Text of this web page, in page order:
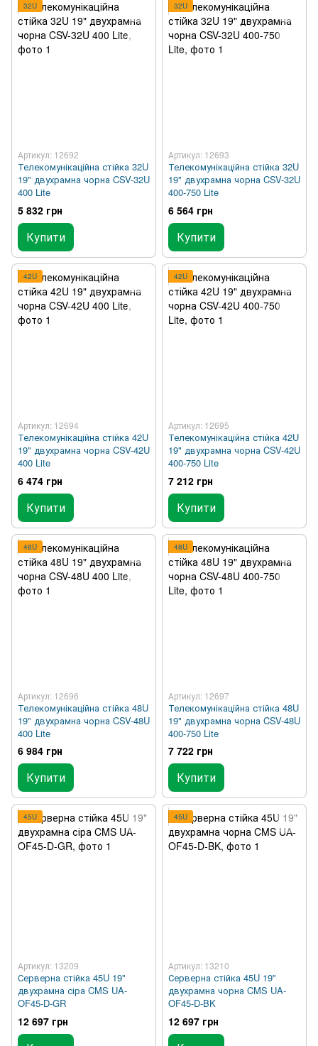
32U
Артикул: 12692
Телекомунікаційна стійка 32U
19" двухрамна чорна CSV-32U
400 Lite
5 832 грн
Купити
32U
Артикул: 12693
Телекомунікаційна стійка 32U
19" двухрамна чорна CSV-32U
400-750 Lite
6 564 грн
Купити
42U
Артикул: 12694
Телекомунікаційна стійка 42U
19" двухрамна чорна CSV-42U
400 Lite
6 474 грн
Купити
42U
Артикул: 12695
Телекомунікаційна стійка 42U
19" двухрамна чорна CSV-42U
400-750 Lite
7 212 грн
Купити
48U
Артикул: 12696
Телекомунікаційна стійка 48U
19" двухрамна чорна CSV-48U
400 Lite
6 984 грн
Купити
48U
Артикул: 12697
Телекомунікаційна стійка 48U
19" двухрамна чорна CSV-48U
400-750 Lite
7 722 грн
Купити
45U
Артикул: 13209
Серверна стійка 45U 19"
двухрамна сіра CMS UA-
OF45-D-GR
12 697 грн
45U
Артикул: 13210
Серверна стійка 45U 19"
двухрамна чорна CMS UA-
OF45-D-BK
12 697 грн